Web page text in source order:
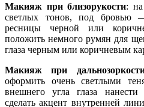
Макияж при близорукости: на
светлых тонов, под бровью
ресницы черной или
положить немного румян для
глаза черным или коричневым
Макияж при
оформить очень светлыми
внешнего угла глаза
сделать акцент внутренней